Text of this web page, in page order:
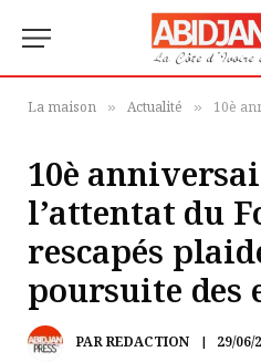
La maison » Actualité » 10è anniversaire
10è
l’attentat du
rescapés
poursuite des
PARREDACTION
29/06/